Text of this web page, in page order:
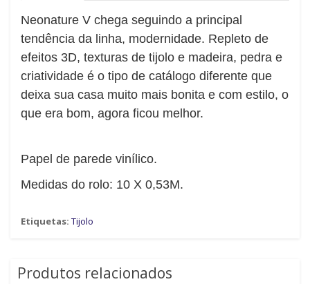
Neonature V chega seguindo a principal
tendência da linha, modernidade. Repleto de
efeitos 3D, texturas de tijolo e madeira, pedra e
criatividade é o tipo de catálogo diferente que
deixa sua casa muito mais bonita e com estilo, o
que era bom, agora ficou melhor.
Papel de parede vinílico.
Medidas do rolo: 10 X 0,53M.
Etiquetas: Tijolo
Produtos relacionados